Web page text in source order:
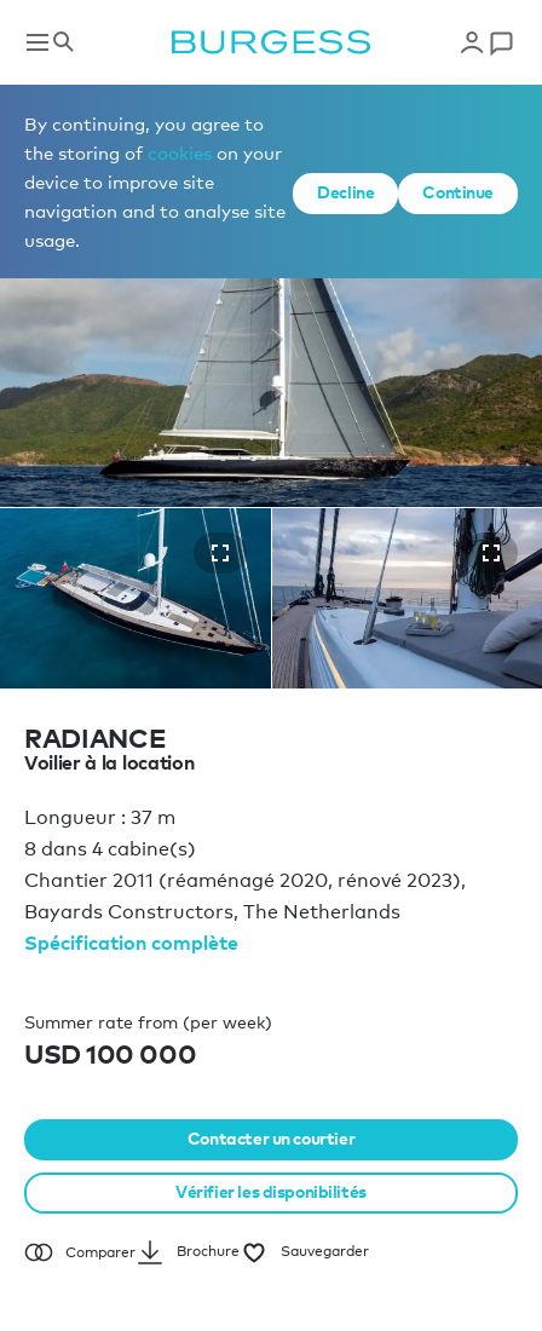
By continuing, you agree to
the storing of cookies on your
device to improve site
navigation and to analyse site
usage.
Decline Continue
Yachts à la location
1 de 17 photos
RADIANCE
Voilier à la location
Longueur : 37 m
8 dans 4 cabine(s)
Chantier 2011 (réaménagé 2020, rénové 2023),
Bayards Constructors, The Netherlands
Spécification complète
Summer rate from (per week)
USD 100 000
Contacter un courtier
Vérifier les disponibilités
Comparer Brochure Sauvegarder